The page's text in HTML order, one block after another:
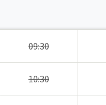
09:30
10:30